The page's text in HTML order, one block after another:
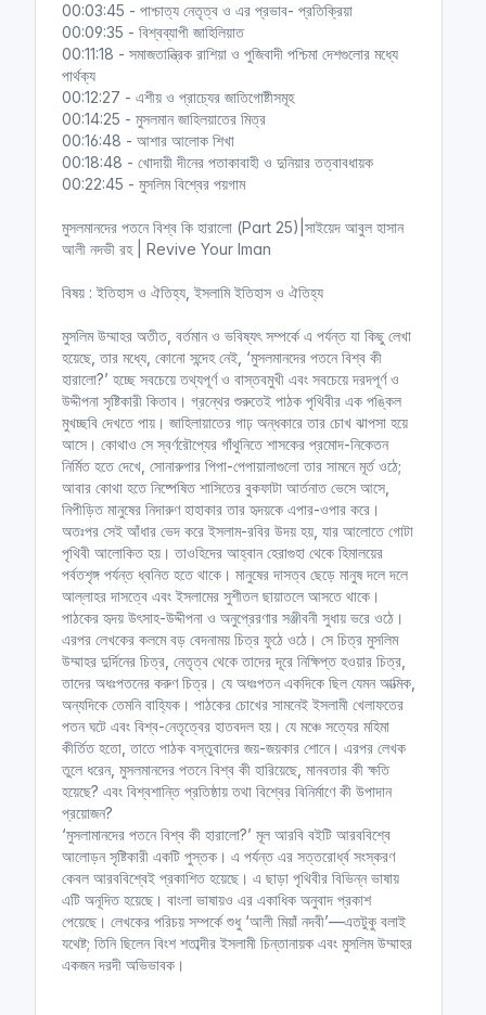
c
00:03:45 - পাশ্চাত্য নেতৃত্ব ও এর প্রভাব- প্রতিক্রিয়া
00:09:35 - বিশ্বব্যাপী জাহিলিয়াত
00:11:18 - সমাজতান্ত্রিক রাশিয়া ও পুজিবাদী পশ্চিমা দেশগুলোর মধ্যে
পার্থক্য
00:12:27 - এশীয় ও প্রাচ্যের জাতিগোষ্টীসমূহ
00:14:25 - মুসলমান জাহিলয়াতের মিত্র
00:16:48 - আশার আলোক শিখা
00:18:48 - খোদায়ী দীনের পতাকাবাহী ও দুনিয়ার তত্বাবধায়ক
00:22:45 - মুসলিম বিশ্বের পয়গাম
মুসলমানদের পতনে বিশ্ব কি হারালো (Part 25)|সাইয়েদ আবুল হাসান
আলী নদভী রহ | Revive Your Iman
বিষয় : ইতিহাস ও ঐতিহ্য, ইসলামি ইতিহাস ও ঐতিহ্য
মুসলিম উম্মাহর অতীত, বর্তমান ও ভবিষ্যৎ সম্পর্কে এ পর্যন্ত যা কিছু লেখা
হয়েছে, তার মধ্যে, কোনো সন্দেহ নেই, ‘মুসলমানদের পতনে বিশ্ব কী
হারালো?’ হচ্ছে সবচেয়ে তথ্যপূর্ণ ও বাস্তবমুখী এবং সবচেয়ে দরদপূর্ণ ও
উদ্দীপনা সৃষ্টিকারী কিতাব। গ্রন্থের শুরুতেই পাঠক পৃথিবীর এক পঙ্কিল
মুখচ্ছবি দেখতে পায়। জাহিলায়াতের গাঢ় অন্ধকারে তার চোখ ঝাপসা হয়ে
আসে। কোথাও সে স্বর্ণরৌপ্যের গাঁথুনিতে শাসকের প্রমোদ-নিকেতন
নির্মিত হতে দেখে, সোনারুপার পিপা-পেপায়ালাগুলো তার সামনে মূর্ত ওঠে;
আবার কোথা হতে নিষ্পেষিত শাসিতের বুকফাটা আর্তনাত ভেসে আসে,
নিপীড়িত মানুষের নিদারুণ হাহাকার তার হৃদয়কে এপার-ওপার করে।
অতঃপর সেই আঁধার ভেদ করে ইসলাম-রবির উদয় হয়, যার আলোতে গোটা
পৃথিবী আলোকিত হয়। তাওহিদের আহ্বান হেরাগুহা থেকে হিমালয়ের
পর্বতশৃঙ্গ পর্যন্ত ধ্বনিত হতে থাকে। মানুষের দাসত্ব ছেড়ে মানুষ দলে দলে
আল্লাহর দাসত্বে এবং ইসলামের সুশীতল ছায়াতলে আসতে থাকে।
পাঠকের হৃদয় উৎসাহ-উদ্দীপনা ও অনুপ্রেরণার সঞ্জীবনী সুধায় ভরে ওঠে।
এরপর লেখকের কলমে বড় বেদনাময় চিত্র ফুঠে ওঠে। সে চিত্র মুসলিম
উম্মাহর দুর্দিনের চিত্র, নেতৃত্ব থেকে তাদের দূরে নিক্ষিপ্ত হওয়ার চিত্র,
তাদের অধঃপতনের করুণ চিত্র। যে অধঃপতন একদিকে ছিল যেমন আত্মিক,
অন্যদিকে তেমনি বাহ্যিক। পাঠকের চোখের সামনেই ইসলামী খেলাফতের
পতন ঘটে এবং বিশ্ব-নেতৃত্বের হাতবদল হয়। যে মঞ্চে সত্যের মহিমা
কীর্তিত হতো, তাতে পাঠক বস্তুবাদের জয়-জয়কার শোনে। এরপর লেখক
তুলে ধরেন, মুসলমানদের পতনে বিশ্ব কী হারিয়েছে, মানবতার কী ক্ষতি
হয়েছে? এবং বিশ্বশান্তি প্রতিষ্ঠায় তথা বিশ্বের বিনির্মাণে কী উপাদান
প্রয়োজন?
‘মুসলামানদের পতনে বিশ্ব কী হারালো?’ মূল আরবি বইটি আরববিশ্বে
আলোড়ন সৃষ্টিকারী একটি পুস্তক। এ পর্যন্ত এর সত্তরোর্ধ্ব সংস্করণ
কেবল আরববিশ্বেই প্রকাশিত হয়েছে। এ ছাড়া পৃথিবীর বিভিন্ন ভাষায়
এটি অনূদিত হয়েছে। বাংলা ভাষায়ও এর একাধিক অনুবাদ প্রকাশ
পেয়েছে। লেখকের পরিচয় সম্পর্কে শুধু ‘আলী মিয়াঁ নদবী’—এতটুকু বলাই
যথেষ্ট; তিনি ছিলেন বিংশ শতাব্দীর ইসলামী চিন্তানায়ক এবং মুসলিম উম্মাহর
একজন দরদী অভিভাবক।